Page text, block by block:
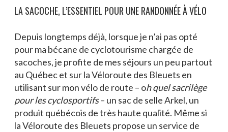
LA SACOCHE, L’ESSENTIEL POUR UNE RANDONNÉE À VÉLO
Depuis longtemps déjà, lorsque je n’ai pas opté
pour ma bécane de cyclotourisme chargée de
sacoches, je profite de mes séjours un peu partout
au Québec et sur la Véloroute des Bleuets en
utilisant sur mon vélo de route – oh quel sacrilège
pour les cyclosportifs– un sac de selle Arkel, un
produit québécois de très haute qualité. Même si
la Véloroute des Bleuets propose un service de